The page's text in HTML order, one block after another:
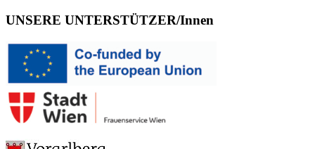
UNSERE UNTERSTÜTZER/Innen